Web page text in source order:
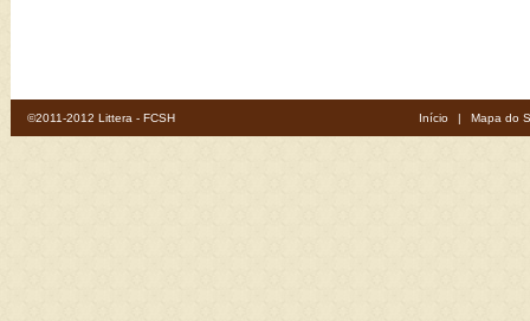
©2011-2012 Littera - FCSH Início | Mapa do